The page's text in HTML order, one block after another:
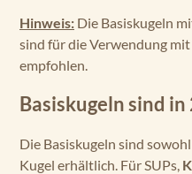
Hinweis: Die Basiskugeln
sind für die Verwendung
empfohlen.
Basiskugeln sind
Die Basiskugeln sind
Kugel erhältlich. Für SUPs,